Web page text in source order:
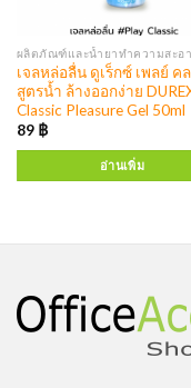
เจลหล่อลื่น ดูเร็กซ์ เพลย์ ค
สูตรน้ำ ล้างออกง่าย
Classic Pleasure Gel 50ml
89 ฿
อ่านเพิ่ม